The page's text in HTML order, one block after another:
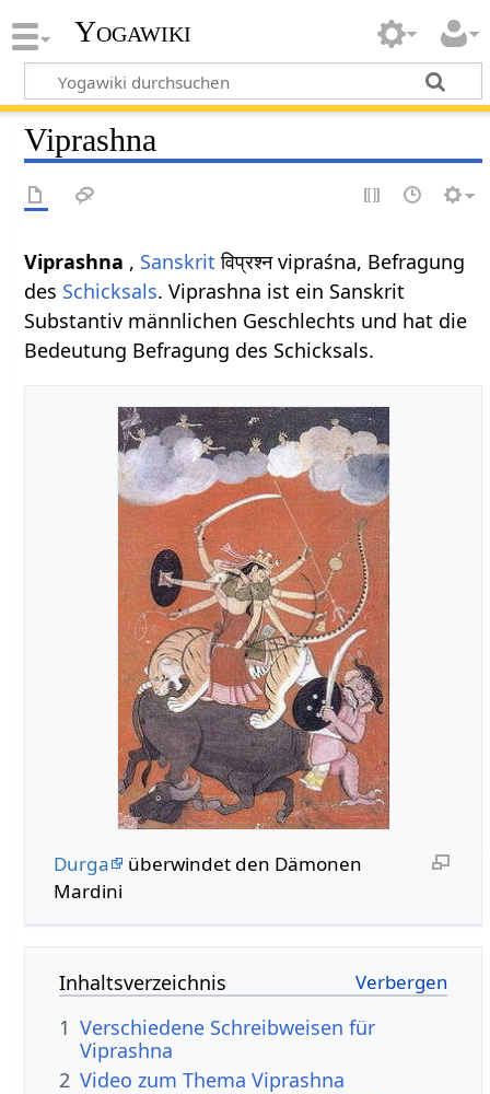
Yogawiki
Viprashna
Viprashna , Sanskrit विप्रश्न vipraśna, Befragung
des Schicksals. Viprashna ist ein Sanskrit
Substantiv männlichen Geschlechts und hat die
Bedeutung Befragung des Schicksals.
Durga
überwindet den Dämonen
Mardini
Inhaltsverzeichnis
1 Verschiedene Schreibweisen für
Viprashna
2 Video zum Thema Viprashna